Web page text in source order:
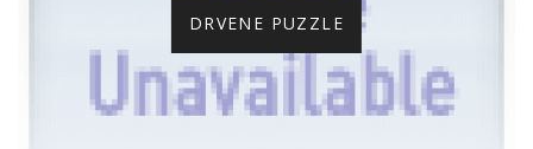
DRVENE PUZZLE